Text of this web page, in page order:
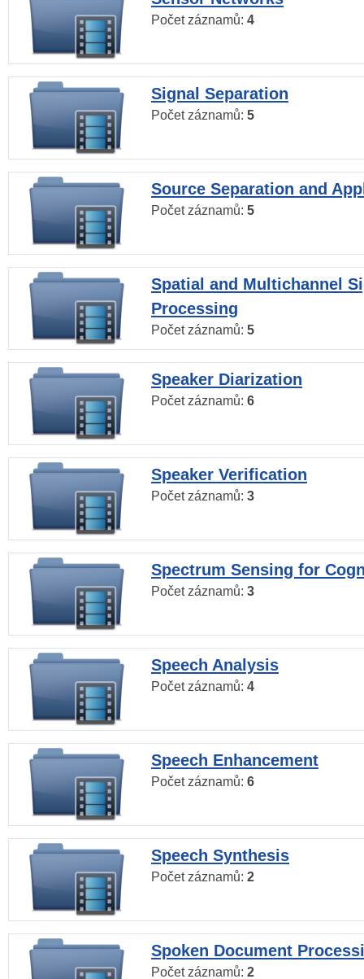
Počet záznamů: 4
Signal Separation
Počet záznamů: 5
Source Separation and
Počet záznamů: 5
Spatial and Multichannel
Processing
Počet záznamů: 5
Speaker Diarization
Počet záznamů: 6
Speaker Verification
Počet záznamů: 3
Spectrum Sensing for
Počet záznamů: 3
Speech Analysis
Počet záznamů: 4
Speech Enhancement
Počet záznamů: 6
Speech Synthesis
Počet záznamů: 2
Spoken Document
Počet záznamů: 2